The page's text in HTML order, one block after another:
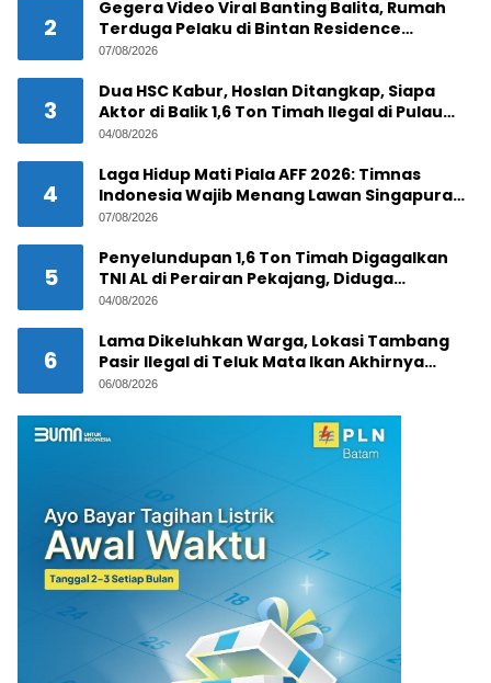
2
Gegera Video Viral Banting Balita, Rumah
Terduga Pelaku di Bintan Residence
Tanjungpinang Diserbu Warga
07/08/2026
3
Dua HSC Kabur, Hoslan Ditangkap, Siapa
Aktor di Balik 1,6 Ton Timah Ilegal di Pulau
Pekajang ?
04/08/2026
4
Laga Hidup Mati Piala AFF 2026: Timnas
Indonesia Wajib Menang Lawan Singapura
Demi Tiket Semifinal
07/08/2026
5
Penyelundupan 1,6 Ton Timah Digagalkan
TNI AL di Perairan Pekajang, Diduga
Melibatkan Jaringan Internasional
04/08/2026
6
Lama Dikeluhkan Warga, Lokasi Tambang
Pasir Ilegal di Teluk Mata Ikan Akhirnya
Digerebek
06/08/2026